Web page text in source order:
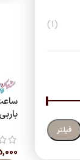
(1)
فیلتر